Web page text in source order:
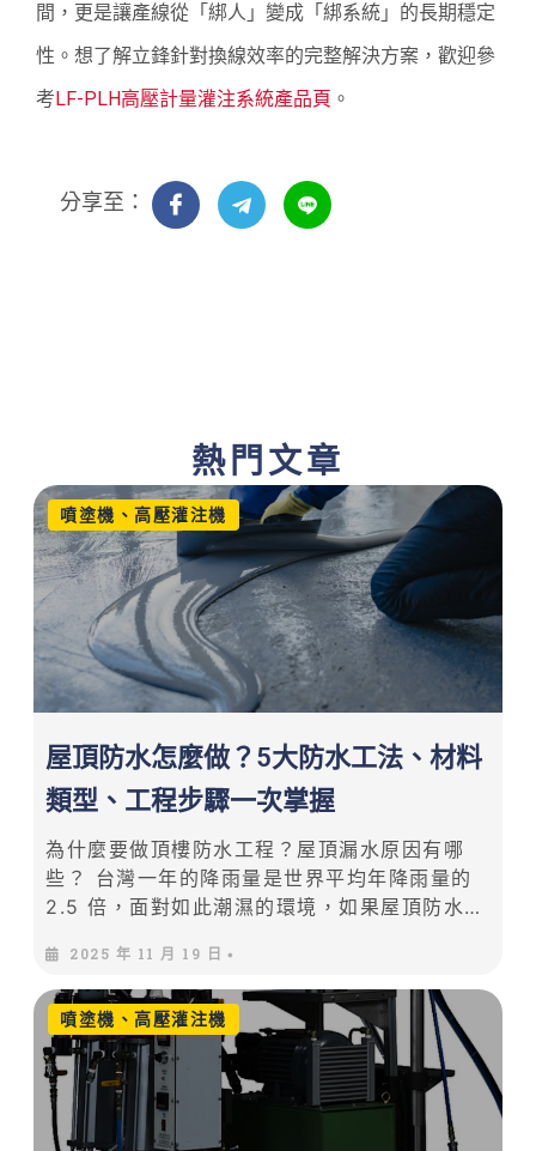
間，更是讓產線從「綁人」變成「綁系統」的長期穩定
性。想了解立鋒針對換線效率的完整解決方案，歡迎參
考 LF-PLH高壓計量灌注系統產品頁 。
分享至：
熱門文章
屋頂防水怎麼做？5大防水工法、材料
類型、工程步驟一次掌握
為什麼要做頂樓防水工程？屋頂漏水原因有哪
些？ 台灣一年的降雨量是世界平均年降雨量的
2.5 倍，面對如此潮濕的環境，如果屋頂防水工
中的天花板勢必會開始漏水、長壁癌，長期下來
不僅會造成建築養護成本增加，也容易對身體健
康造成不良影響。
2025 年 11 月 19 日 •
噴塗機、高壓灌注機
噴塗機、高壓灌注機